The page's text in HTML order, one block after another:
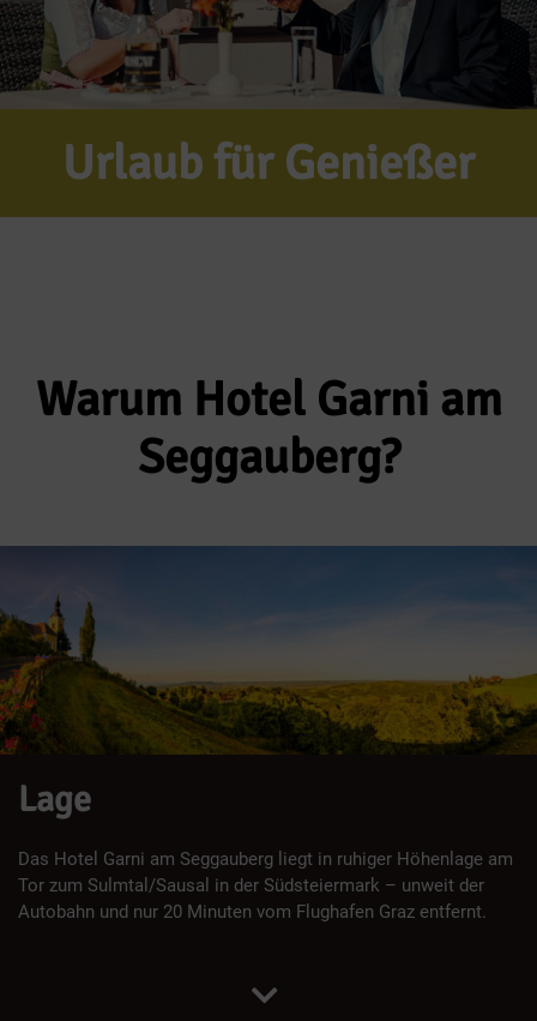
Urlaub für Genießer
Warum Hotel Garni am
Seggauberg?
Lage
Das Hotel Garni am Seggauberg liegt in ruhiger Höhenlage am
Tor zum Sulmtal/Sausal in der Südsteiermark – unweit der
Autobahn und nur 20 Minuten vom Flughafen Graz entfernt.